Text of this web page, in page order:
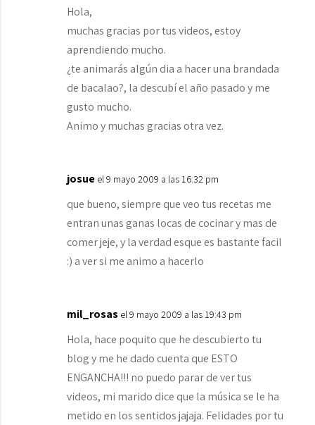
Hola,
muchas gracias por tus videos, estoy
aprendiendo mucho.
¿te animarás algún dia a hacer una brandada
de bacalao?, la descubí el año pasado y me
gusto mucho.
Animo y muchas gracias otra vez.
josue el 9 mayo 2009 a las 16:32 pm
que bueno, siempre que veo tus recetas me
entran unas ganas locas de cocinar y mas de
comer jeje, y la verdad esque es bastante facil
:) a ver si me animo a hacerlo
mil_rosas el 9 mayo 2009 a las 19:43 pm
Hola, hace poquito que he descubierto tu
blog y me he dado cuenta que ESTO
ENGANCHA!!! no puedo parar de ver tus
videos, mi marido dice que la música se le ha
metido en los sentidos jajaja. Felidades por tu